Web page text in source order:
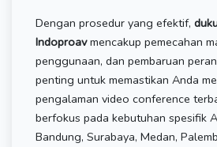
Dengan prosedur yang efektif,
Indoproavmencakup pemecahan
penggunaan, dan pembaruan
penting untuk memastikan Anda
pengalaman video conference
berfokus pada kebutuhan spesifik
Bandung, Surabaya, Medan,